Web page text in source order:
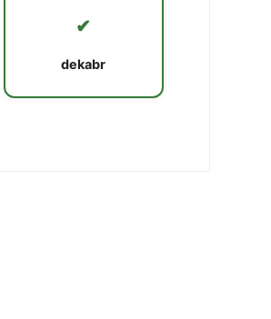
✔
dekabr